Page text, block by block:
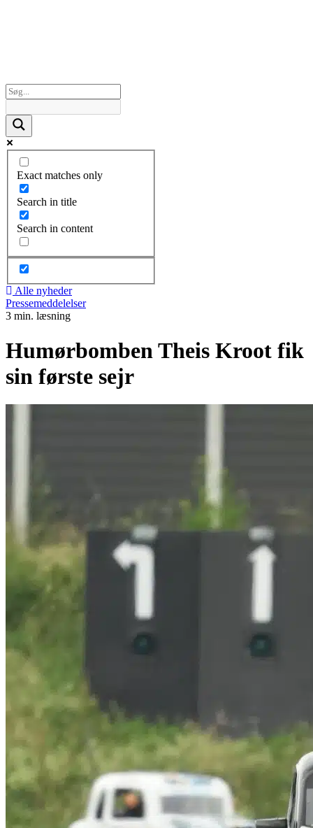
Exact matches only
Search in title
Search in content
Alle nyheder
Pressemeddelelser
3 min. læsning
Humørbomben Theis Kroot fik
sin første sejr